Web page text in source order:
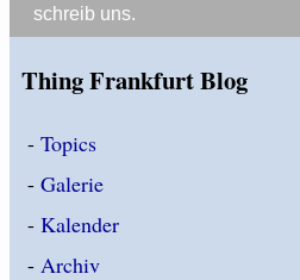
schreib uns.
Thing Frankfurt Blog
- Topics
- Galerie
- Kalender
- Archiv